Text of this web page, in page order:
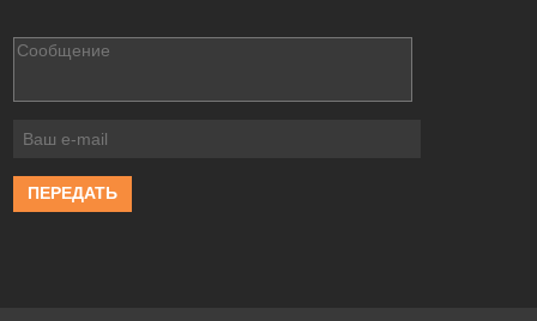
ПЕРЕДАТЬ